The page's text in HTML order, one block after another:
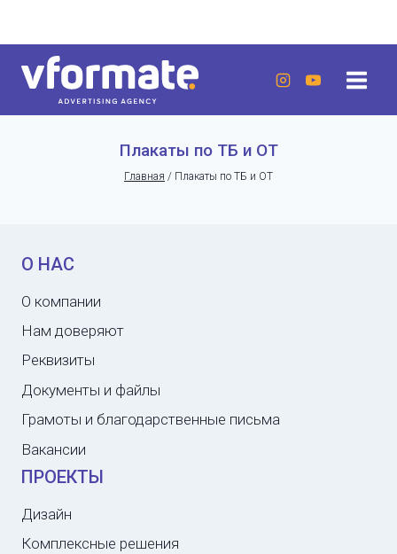
содержанию
Плакаты по ТБ и ОТ
Главная / Плакаты по ТБ и ОТ
О НАС
О компании
Нам доверяют
Реквизиты
Документы и файлы
Грамоты и благодарственные письма
Вакансии
ПРОЕКТЫ
Дизайн
Комплексные решения